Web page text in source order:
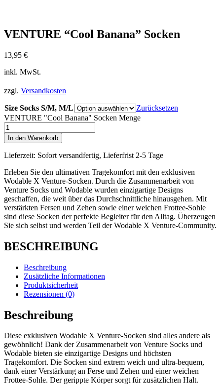
VENTURE “Cool Banana” Socken
13,95 €
inkl. MwSt.
zzgl. Versandkosten
Size Socks S/M, M/L
Zurücksetzen
VENTURE "Cool Banana" Socken Menge
In den Warenkorb
Lieferzeit: Sofort versandfertig, Lieferfrist 2-5 Tage
Erleben Sie den ultimativen Tragekomfort mit den exklusiven
Wodable X Venture-Socken. Durch die Zusammenarbeit von
Venture Socks und Wodable wurden einzigartige Designs
geschaffen, die weit über das Durchschnittliche hinausgehen. Mit
verstärkten Fersen und Zehen sowie einer weichen Frottee-Sohle
sind diese Socken der perfekte Begleiter für den Alltag. Überzeugen
Sie sich selbst und werden Teil der Wodable X Venture-Community.
BESCHREIBUNG
Beschreibung
Zusätzliche Informationen
Produktsicherheit
Rezensionen (0)
Beschreibung
Diese exklusiven Wodable X Venture-Socken sind alles andere als
gewöhnlich! Dank der Zusammenarbeit von Venture Socks und
Wodable bieten sie einzigartige Designs und höchsten
Tragekomfort. Die Socken sind extrem weich und ultra-bequem,
dank einer Verstärkung an Ferse und Zehen und einer weichen
Frottee-Sohle. Der gerippte Körper sorgt für zusätzlichen Halt.